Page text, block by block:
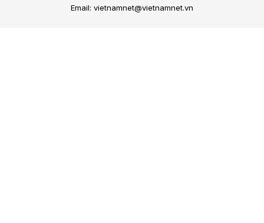
Email: vietnamnet@vietnamnet.vn